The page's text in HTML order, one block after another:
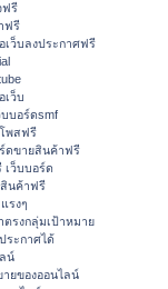
ฟรี
ฟรี
เว็บลงประกาศฟรี
เว็บ
บอร์ดsmf
พสฟรี
ดขายสินค้าฟรี
เว็บบอร์ด
สินค้าฟรี
รงๆ
รงกลุ่มเป้าหมาย
ระกาศได้
น์
ยของออนไลน์